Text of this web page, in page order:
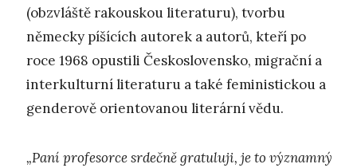
(obzvláště rakouskou literaturu), tvorbu
německy píšících autorek a autorů, kteří po
roce 1968 opustili Československo, migrační a
interkulturní literaturu a také feministickou a
genderově orientovanou literární vědu.
„Paní profesorce srdečně gratuluji, je to významný